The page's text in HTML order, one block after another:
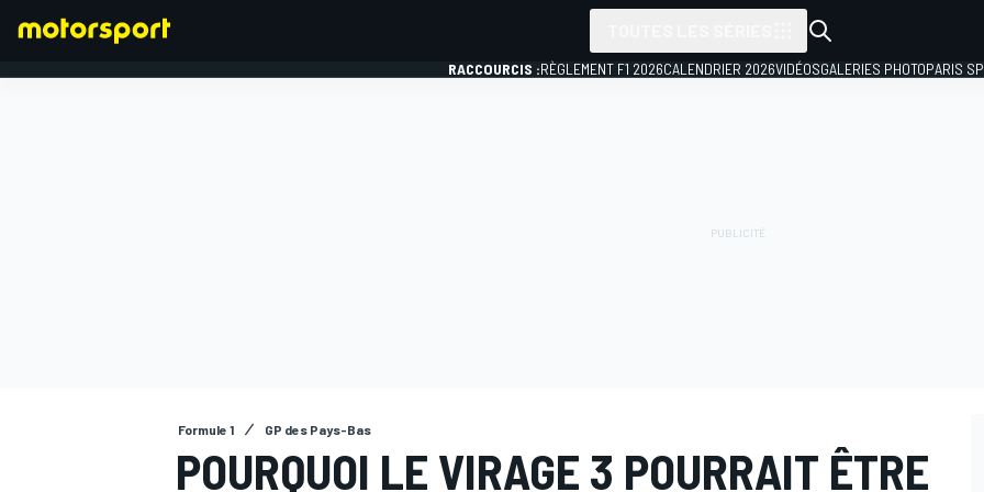
RACCOURCIS :RÈGLEMENT F1 2026CALENDRIER 2026VIDÉOSGALERIES PHOTOPARIS
Formule 1 GP des Pays-Bas
POURQUOI LE VIRAGE 3 POURRAIT ÊTRE